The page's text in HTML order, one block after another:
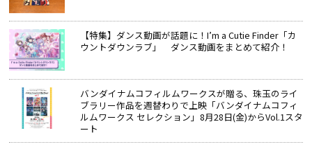
【特集】ダンス動画が話題に！I’m a Cutie Finder「カ
ウントダウンラブ」 ダンス動画をまとめて紹介！
バンダイナムコフィルムワークスが贈る、珠玉のライ
ブラリー作品を週替わりで上映「バンダイナムコフィ
ルムワークス セレクション」8月28日(金)からVol.1スタ
ート